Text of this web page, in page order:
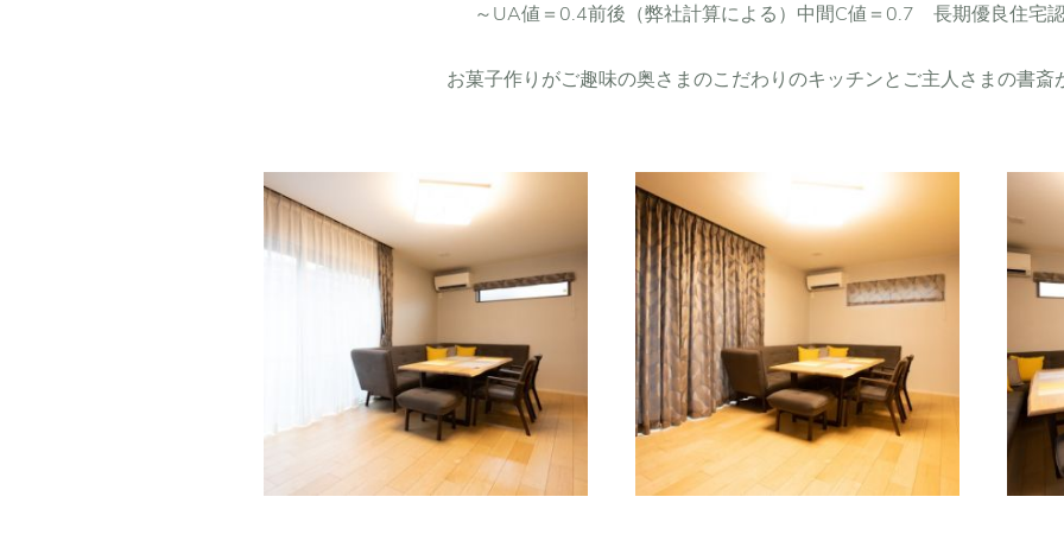
～UA値＝0.4前後（弊社計算による）中間C値＝0.7 長期優良住宅
お菓子作りがご趣味の奥さまのこだわりのキッチンとご主人さまの書斎
壁のグレー系を基調にアクセ
ントカラーの色味や金糸が入
ったカーテンが品よく豪華！